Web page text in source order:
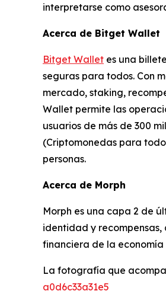
interpretarse como
Acerca de Bitget Wallet
Bitget Wallet es una
seguras para todos. Con
mercado, staking,
Wallet permite las
usuarios de más de 300
(Criptomonedas para
personas.
Acerca de Morph
Morph es una capa 2 de
identidad y
financiera de la
La fotografía que
a0d6c33a31e5